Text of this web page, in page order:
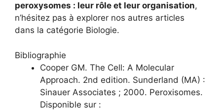
peroxysomes : leur rôle et leur organisation,
n’hésitez pas à explorer nos autres articles
dans la catégorie Biologie.
Bibliographie
Cooper GM. The Cell: A Molecular
Approach. 2nd edition. Sunderland (MA) :
Sinauer Associates ; 2000. Peroxisomes.
Disponible sur :